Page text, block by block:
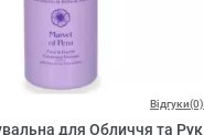
Відгуки(0)
для Обличчя та Рук